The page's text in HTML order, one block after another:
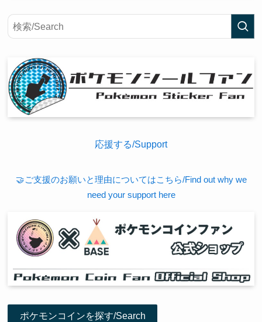
応援する/Support
🤝ご支援のお願いと理由についてはこちら/Find out why we
need your support here
ポケモンコインを探す/Search